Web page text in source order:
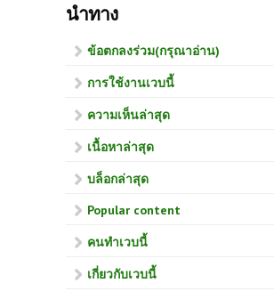
นำทาง
ข้อตกลงร่วม(กรุณาอ่าน)
การใช้งานเวบนี้
ความเห็นล่าสุด
เนื้อหาล่าสุด
บล็อกล่าสุด
Popular content
คนทำเวบนี้
เกี่ยวกับเวบนี้